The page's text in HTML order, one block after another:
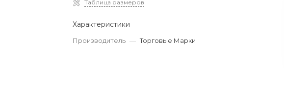
Таблица размеров
Характеристики
Производитель — Торговые Марки